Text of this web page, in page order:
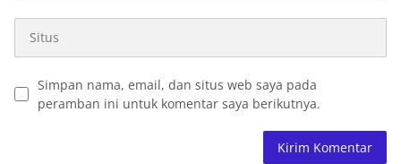
Simpan nama, email, dan situs web saya pada
peramban ini untuk komentar saya berikutnya.